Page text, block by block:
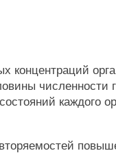
концентраций
численности
каждого